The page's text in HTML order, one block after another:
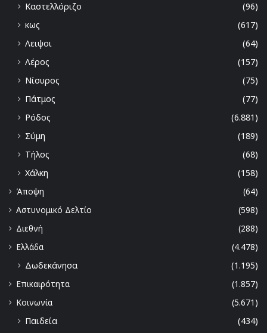
Καστελλόριζο
(96)
κως
(617)
Λειψοι
(64)
Λέρος
(157)
Νίσυρος
(75)
Πάτμος
(77)
Ρόδος
(6.881)
Σύμη
(189)
Τήλος
(68)
Χάλκη
(158)
Άποψη
(64)
Αστυνομικό Δελτίο
(598)
Διεθνή
(288)
Ελλάδα
(4.478)
Δωδεκάνησα
(1.195)
Επικαιρότητα
(1.857)
Κοινωνία
(5.671)
Παιδεία
(434)